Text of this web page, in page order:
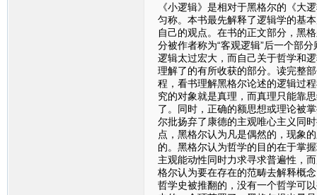
《小逻辑》是相对于黑格尔的《大
匀称。本书最先解释了逻辑学的基
自己的观点。在书的正文部分，黑
分被作者称为“客观逻辑”后一个部
逻辑太过宏大，而自己关于哲学和
理解了的有所收获的部分。读完整
程，看书理解黑格尔论述的逻辑过
究的对象就是真理，而真理只能靠
了。同时，正确的额思想或理论被
尔批扬弃了康德的主观唯心主义同
点，黑格尔认为凡是偶然的，现象
的。黑格尔认为哲学的目的在于掌
主观能动性同时力求寻求普遍性，
格尔认为要在存在的范畴去解释概
哲学史被推翻的，没有一个哲学可